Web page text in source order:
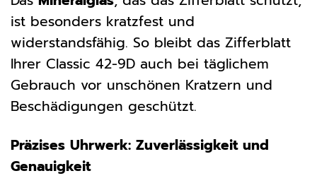
ist besonders kratzfest und
widerstandsfähig. So bleibt das Zifferblatt
Ihrer Classic 42-9D auch bei täglichem
Gebrauch vor unschönen Kratzern und
Beschädigungen geschützt.
Präzises Uhrwerk: Zuverlässigkeit und
Genauigkeit